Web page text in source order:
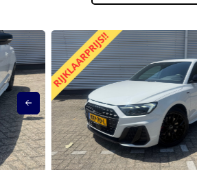
Over ons
Verkocht
Contact